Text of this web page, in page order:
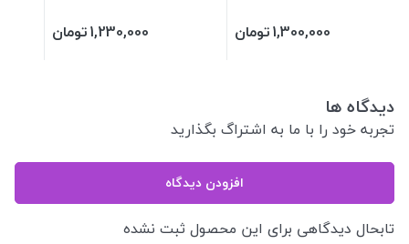
1,300,000تومان 1,230,000تومان
دیدگاه ها
تجربه خود را با ما به اشتراگ بگذارید
افزودن دیدگاه
تابحال دیدگاهی برای این محصول ثبت نشده